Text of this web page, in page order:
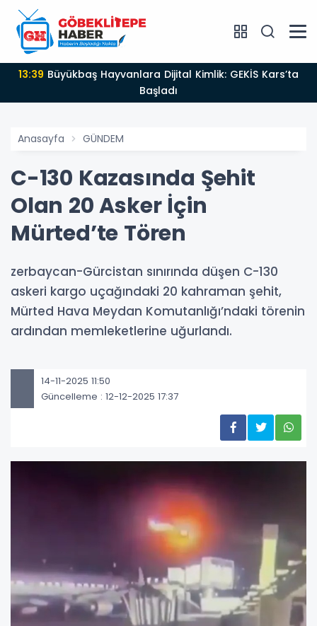
13:39
Başladı
Anasayfa GÜNDEM
C-130 Kazasında Şehit
Olan 20 Asker İçin
Mürted’te Tören
zerbaycan-Gürcistan sınırında düşen C-130
askeri kargo uçağındaki 20 kahraman şehit,
Mürted Hava Meydan Komutanlığı’ndaki törenin
ardından memleketlerine uğurlandı.
14-11-2025 11:50
Güncelleme : 12-12-2025 17:37